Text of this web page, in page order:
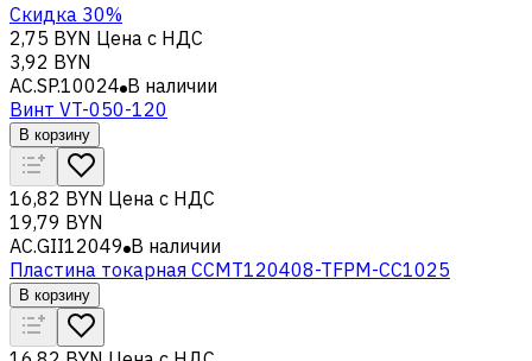
Скидка 30%
2,75 BYN Цена с НДС
3,92 BYN
AC.SP.10024 В наличии
Винт VT-050-120
В корзину
16,82 BYN Цена с НДС
19,79 BYN
AC.GII12049 В наличии
Пластина токарная CCMT120408-TFPM-CC1025
В корзину